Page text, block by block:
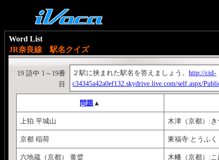
Word List
JR奈良線 駅名クイズ
２駅に挟まれた駅名を答えましょう。http://cid-
c34345a42a0ef132.skydrive.live.com/self.aspx/
19 語中 1～19番
目
問題 ▲
上狛 平城山 木津（京都）:き
京都 稲荷 東福寺:とうふく
六地蔵（京都） 黄檗 木幡（京都）:こ